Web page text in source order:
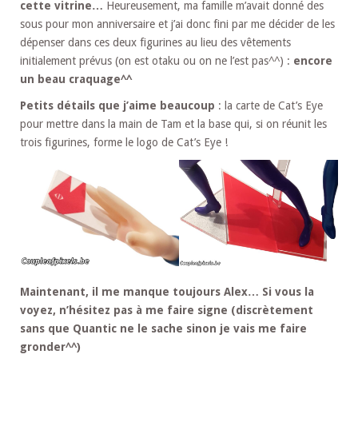
cette vitrine… Heureusement, ma famille m’avait donné des
sous pour mon anniversaire et j’ai donc fini par me décider de les
dépenser dans ces deux figurines au lieu des vêtements
initialement prévus (on est otaku ou on ne l’est pas^^) : encore
un beau craquage^^
Petits détails que j’aime beaucoup : la carte de Cat’s Eye
pour mettre dans la main de Tam et la base qui, si on réunit les
trois figurines, forme le logo de Cat’s Eye !
Maintenant, il me manque toujours Alex… Si vous la
voyez, n’hésitez pas à me faire signe (discrètement
sans que Quantic ne le sache sinon je vais me faire
gronder^^)